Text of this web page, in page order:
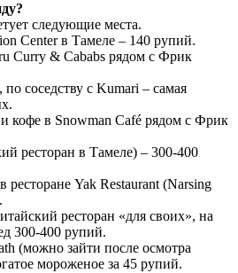
следующие места.
Center в Тамеле – 140 рупий.
Curry & Cababs рядом с Фрик
соседству с Kumari – самая
кофе в Snowman Café рядом с Фрик
ресторан в Тамеле) – 300-400
ресторане Yak Restaurant (Narsing
ресторан «для своих», на
300-400 рупий.
(можно зайти после осмотра
мороженое за 45 рупий.